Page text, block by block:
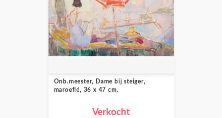
Onb.meester, Dame bij steiger,
maroeflé, 36 x 47 cm.
Verkocht